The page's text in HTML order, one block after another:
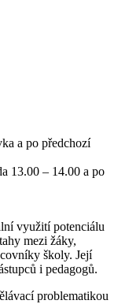
a po předchozí
13.00 – 14.00 a po
využití potenciálu
mezi žáky,
školy. Její
i pedagogů.
problematikou